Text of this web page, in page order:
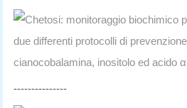
Chetosi: monitoraggio biochimico
due differenti protocolli di
cianocobalamina, inositolo ed acido
---------------